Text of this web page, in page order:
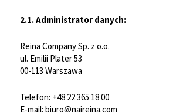
2.1. Administrator danych:
Reina Company Sp. z o.o.
ul. Emilii Plater 53
00-113 Warszawa
Telefon: +48 22 365 18 00
E-mail: biuro@naireina.com